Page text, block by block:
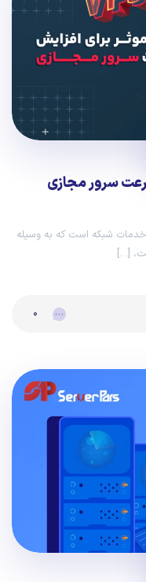
شبکه است که به وسیله
[…]
۰